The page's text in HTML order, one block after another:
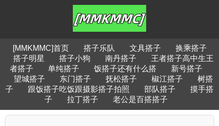
[MMKMMC]首页 搭子乐队 文具搭子
换乘搭子
搭子明星
搭子小狗 南丹搭子
王者搭子高中生王
者搭子
单纯搭子 饭搭子还有什么搭
新号搭子
望城搭子
东门搭子 抚松搭子 椒江搭子
树搭
子
跟饭搭子吃饭跟摄影搭子拍照 部队搭子
摸手搭
子
拉丁搭子 老公是百搭搭子